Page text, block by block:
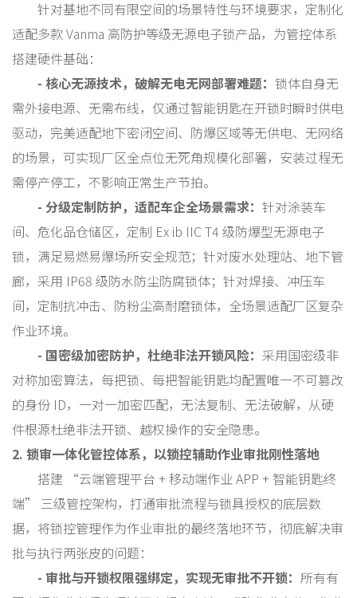
针对基地不同有限空间的场景特性与环境要求，定制化
适配多款 Vanma 高防护等级无源电子锁产品，为管控体系
搭建硬件基础：
- 核心无源技术，破解无电无网部署难题： 锁体自身无
需外接电源、无需布线，仅通过智能钥匙在开锁时瞬时供电
驱动，完美适配地下密闭空间、防爆区域等无供电、无网络
的场景，可实现厂区全点位无死角规模化部署，安装过程无
需停产停工，不影响正常生产节拍。
- 分级定制防护，适配车企全场景需求： 针对涂装车
间、危化品仓储区，定制 Ex ib IIC T4 级防爆型无源电子
锁，满足易燃易爆场所安全规范；针对废水处理站、地下管
廊，采用 IP68 级防水防尘防腐锁体；针对焊接、冲压车
间，定制抗冲击、防粉尘高耐磨锁体，全场景适配厂区复杂
作业环境。
- 国密级加密防护，杜绝非法开锁风险： 采用国密级非
对称加密算法，每把锁、每把智能钥匙均配置唯一不可篡改
的身份 ID，一对一加密匹配，无法复制、无法破解，从硬
件根源杜绝非法开锁、越权操作的安全隐患。
2. 锁审一体化管控体系，以锁控辅助作业审批刚性落地
搭建 “云端管理平台 + 移动端作业 APP + 智能钥匙终
端” 三级管控架构，打通审批流程与锁具授权的底层数
据，将锁控管理作为作业审批的最终落地环节，彻底解决审
批与执行两张皮的问题：
- 审批与开锁权限强绑定，实现无审批不开锁： 所有有